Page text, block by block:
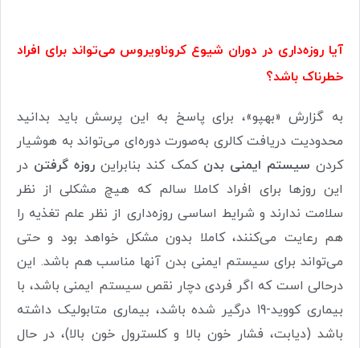
آیا روزه‌داری در دوران شیوع کروناویروس می‌تواند برای افراد
خطرناک باشد؟
به گزارش «بهپو»، برای پاسخ به این پرسش باید بدانید
محدودیت دریافت کالری به‌صورت دوره‌ای می‌تواند به هوشیار
کردن سیستم ایمنی بدنکمک کند بنابراین روزه گرفتن در
این روزها برای افراد کاملا سالم که هیچ مشکلی از نظر
سلامت ندارند و شرایط اساسی روزه‌داری از نظر علم تغذیه را
هم رعایت می‌کنند، کاملا بدون مشکل خواهد بود و حتی
می‌تواند برای سیستم ایمنی بدن آنها مناسب هم باشد. این
درحالی است که اگر فردی دچار نقص سیستم ایمنی باشد، با
بیماری کووید-19 درگیر شده باشد، بیماری متابولیک داشته
باشد (دیابت، فشار خون بالا و کلسترول خون بالا)، در حال